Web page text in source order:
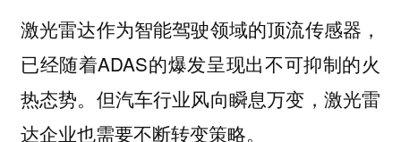
激光雷达作为智能驾驶领域的顶流传感器，
已经随着ADAS的爆发呈现出不可抑制的火
热态势。但汽车行业风向瞬息万变，激光雷
达企业也需要不断转变策略。